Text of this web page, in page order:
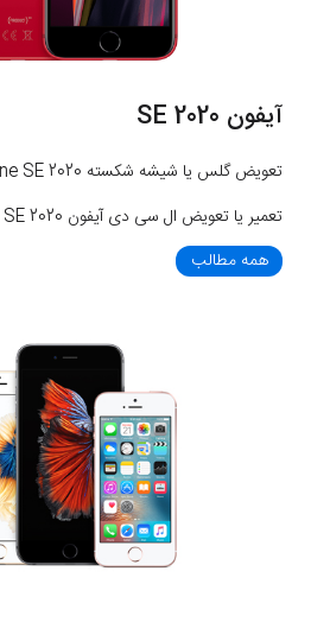
آیفون SE 2020
تعویض گلس یا شیشه شکسته iPhone SE 2020
تعمیر یا تعویض ال سی دی آیفون SE 2020
همه مطالب